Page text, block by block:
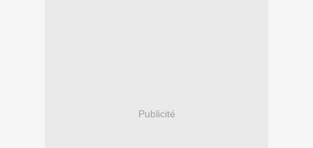
Publicité